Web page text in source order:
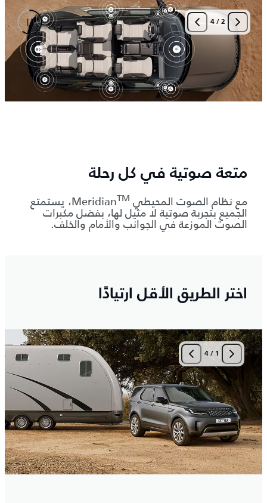
متعة صوتية في كل رحلة
مع نظام الصوت المحيطي Meridian TM ، يستمتع
الجميع بتجربة صوتية لا مثيل لها، بفضل مكبرات
الصوت الموزعة في الجوانب والأمام والخلف.
2
/
4
اختر الطريق الأقل ارتيادًا
1
/
4